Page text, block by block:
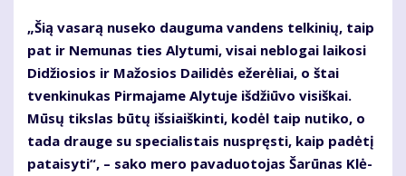
„Šią va­sa­rą nu­se­ko dau­gu­ma van­dens tel­ki­nių, taip
pat ir Ne­mu­nas ties Aly­tu­mi, vi­sai ne­blo­gai lai­ko­si
Di­džio­sios ir Ma­žo­sios Dai­li­dės eže­rė­liai, o štai
tven­ki­nu­kas Pir­ma­ja­me Aly­tu­je iš­džiū­vo vi­siš­kai.
Mū­sų tiks­las bū­tų iš­si­aiš­kin­ti, ko­dėl taip nu­ti­ko, o
ta­da drau­ge su spe­cia­lis­tais nu­spręs­ti, kaip pa­dė­tį
pa­tai­sy­ti“, – sa­ko me­ro pa­va­duo­to­jas Ša­rū­nas Klė­